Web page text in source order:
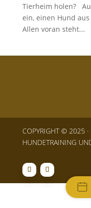
Tierheim holen?
ein, einen Hund
Allen voran steht...
COPYRIGHT © 2025 ·
HUNDETRAINING